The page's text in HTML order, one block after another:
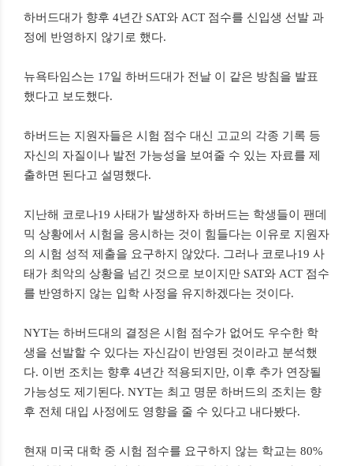
하버드대가 향후 4년간 SAT와 ACT 점수를 신입생 선발 과
정에 반영하지 않기로 했다.
뉴욕타임스는 17일 하버드대가 전날 이 같은 방침을 발표
했다고 보도했다.
하버드는 지원자들은 시험 점수 대신 고교의 각종 기록 등
자신의 자질이나 발전 가능성을 보여줄 수 있는 자료를 제
출하면 된다고 설명했다.
지난해 코로나19 사태가 발생하자 하버드는 학생들이 팬데
믹 상황에서 시험을 응시하는 것이 힘들다는 이유로 지원자
의 시험 성적 제출을 요구하지 않았다. 그러나 코로나19 사
태가 최악의 상황을 넘긴 것으로 보이지만 SAT와 ACT 점수
를 반영하지 않는 입학 사정을 유지하겠다는 것이다.
NYT는 하버드대의 결정은 시험 점수가 없어도 우수한 학
생을 선발할 수 있다는 자신감이 반영된 것이라고 분석했
다. 이번 조치는 향후 4년간 적용되지만, 이후 추가 연장될
가능성도 제기된다. NYT는 최고 명문 하버드의 조치는 향
후 전체 대입 사정에도 영향을 줄 수 있다고 내다봤다.
현재 미국 대학 중 시험 점수를 요구하지 않는 학교는 80%